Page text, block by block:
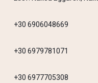
+30 6906048669
+30 6979781071
+30 6977705308